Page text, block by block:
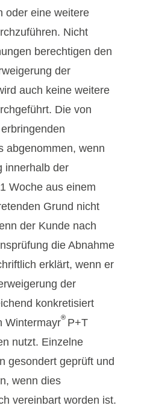
oder eine weitere
Nicht
berechtigen den
der
auch keine weitere
Die von
abgenommen, wenn
innerhalb der
Woche aus einem
Grund nicht
der Kunde nach
die Abnahme
erklärt, wenn er
der
konkretisiert
Wintermayr® P+T
nutzt. Einzelne
gesondert geprüft und
wenn dies
vereinbart worden ist.